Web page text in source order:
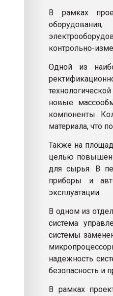
В рамках
контрольно-
Одной из
новые
компоненты.
материала, что
Также на
целью
для сырья. В
приборы и
эксплуатации.
В одном из
система
системы
надежность
безопасность и
В рамках